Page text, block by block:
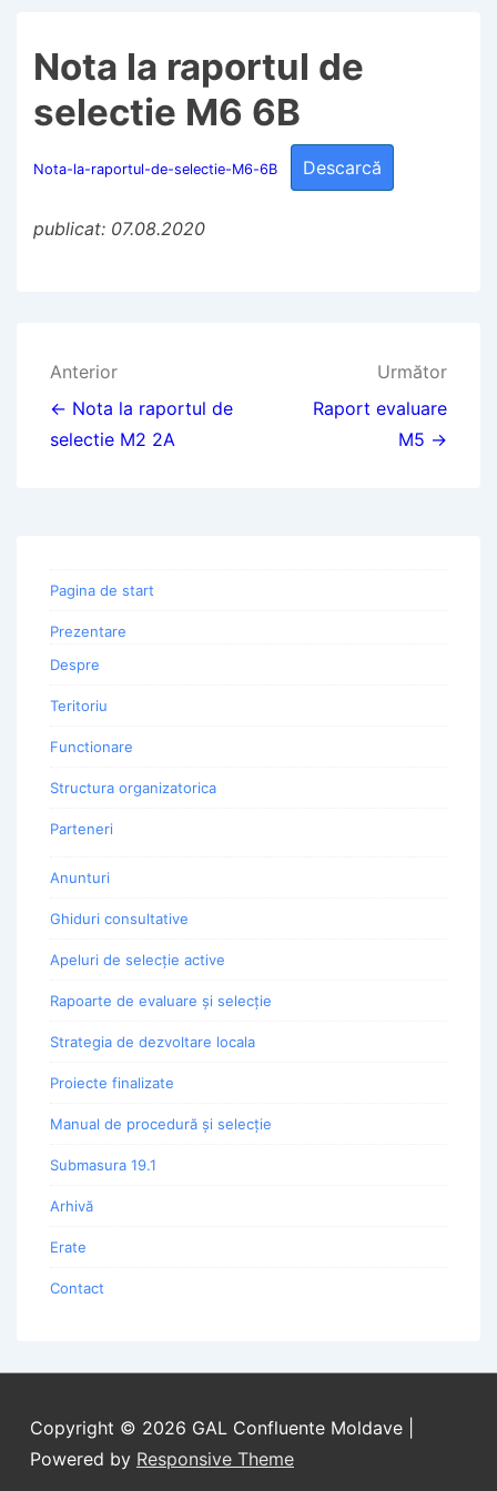
Nota la raportul de
selectie M6 6B
Nota-la-raportul-de-selectie-M6-6B Descarcă
publicat: 07.08.2020
Navigare
în
articole
Anterior
← Nota la raportul de
selectie M2 2A
Următor
Raport evaluare
M5 →
Pagina de start
Prezentare
Despre
Teritoriu
Functionare
Structura organizatorica
Parteneri
Anunturi
Ghiduri consultative
Apeluri de selecție active
Rapoarte de evaluare și selecție
Strategia de dezvoltare locala
Proiecte finalizate
Manual de procedură și selecție
Submasura 19.1
Arhivă
Erate
Contact
Copyright © 2026 GAL Confluente Moldave
Powered by Responsive Theme